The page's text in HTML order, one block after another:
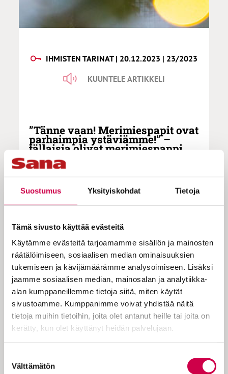
Suostumus Yksityiskohdat Tietoja
Tämä sivusto käyttää evästeitä
Käytämme evästeitä tarjoamamme sisällön ja mainosten
räätälöimiseen, sosiaalisen median ominaisuuksien
tukemiseen ja kävijämäärämme analysoimiseen. Lisäksi
jaamme sosiaalisen median, mainosalan ja analytiikka-
alan kumppaneillemme tietoja siitä, miten käytät
sivustoamme. Kumppanimme voivat yhdistää näitä
tietoja muihin tietoihin, joita olet antanut heille tai joita on
kerätty, kun olet käyttänyt heidän palvelujaan.
valinta
Välttämätön
IHMISTEN TARINAT | 20.12.2023 | 23/2023
KUUNTELE ARTIKKELI
”Tänne vaan! Merimiespapit ovat
parhaimpia ystäviämme!” –
tällaisia olivat merimiespappi
Antti Lemmetyisen joulut 1970–
80-lukujen Hampurissa
Lemmetyinen on viettänyt jouluja
asunnottomien ja merimiesten
seurassa, kerran myös rahtilaivassa
rakkaimpiaan ikävöiden. Yhtenä
joulupäivänä hänen
kotivuoteeseensa rojahti elämäänsä
väsähtänyt muukalaislegioonalainen.
Kristitty lapsuudenkoti ja iloisen vilkas,